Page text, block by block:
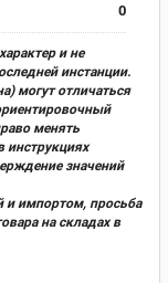
0
и не
инстанции.
могут отличаться
менять
инструкциях
значений
и импортом, просьба
на складах в